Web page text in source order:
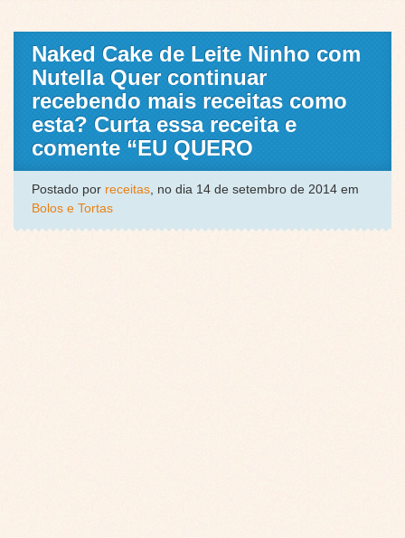
Naked Cake de Leite Ninho com
Nutella Quer continuar
recebendo mais receitas como
esta? Curta essa receita e
comente “EU QUERO
Postado por receitas, no dia 14 de setembro de 2014 em
Bolos e Tortas